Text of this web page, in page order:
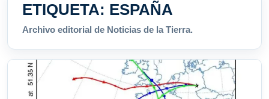
ETIQUETA: ESPAÑA
Archivo editorial de Noticias de la Tierra.